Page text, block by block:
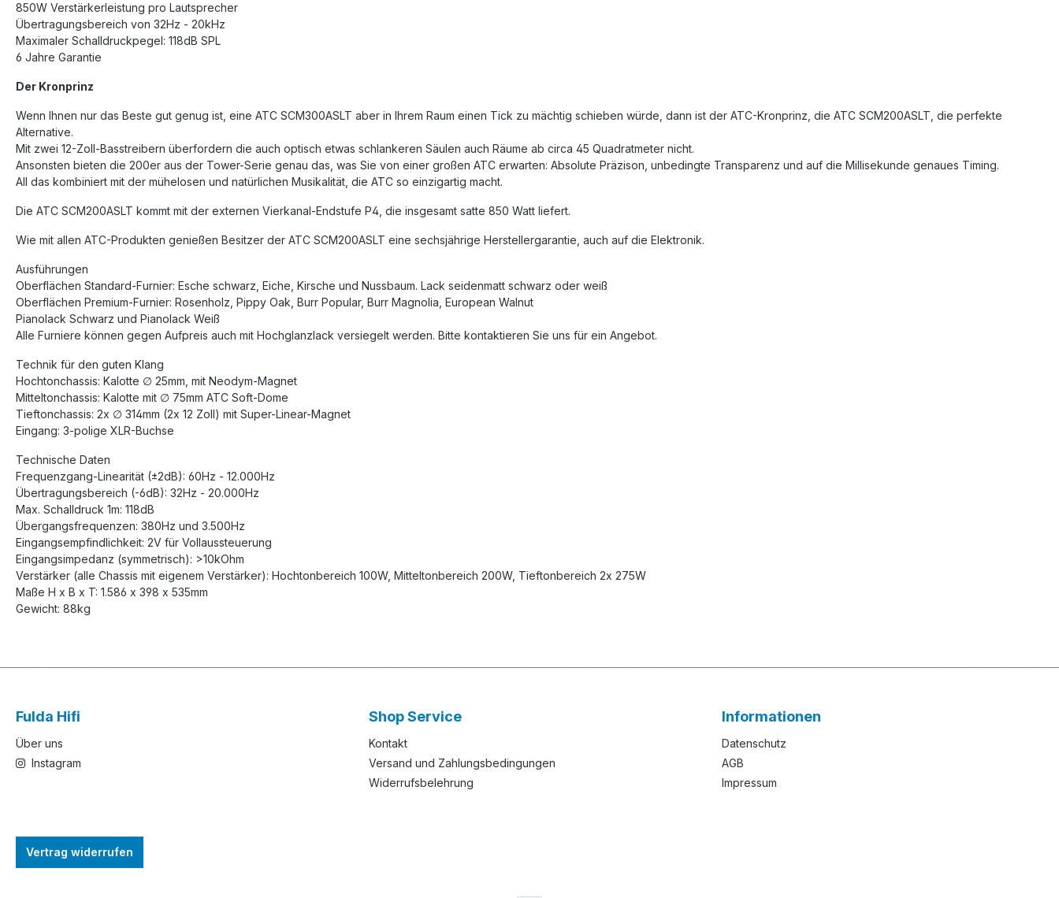
850W Verstärkerleistung pro Lautsprecher
Übertragungsbereich von 32Hz - 20kHz
Maximaler Schalldruckpegel: 118dB SPL
6 Jahre Garantie
Der Kronprinz
Wenn Ihnen nur das Beste gut genug ist, eine ATC SCM300ASLT aber in Ihrem Raum einen Tick zu mächtig schieben würde, dann ist der ATC-Kronprinz, die ATC SCM200ASLT, die perfekte
Alternative.
Mit zwei 12-Zoll-Basstreibern überfordern die auch optisch etwas schlankeren Säulen auch Räume ab circa 45 Quadratmeter nicht.
Ansonsten bieten die 200er aus der Tower-Serie genau das, was Sie von einer großen ATC erwarten: Absolute Präzison, unbedingte Transparenz und auf die Millisekunde genaues Timing.
All das kombiniert mit der mühelosen und natürlichen Musikalität, die ATC so einzigartig macht.
Die ATC SCM200ASLT kommt mit der externen Vierkanal-Endstufe P4, die insgesamt satte 850 Watt liefert.
Wie mit allen ATC-Produkten genießen Besitzer der ATC SCM200ASLT eine sechsjährige Herstellergarantie, auch auf die Elektronik.
Ausführungen
Oberflächen Standard-Furnier: Esche schwarz, Eiche, Kirsche und Nussbaum. Lack seidenmatt schwarz oder weiß
Oberflächen Premium-Furnier: Rosenholz, Pippy Oak, Burr Popular, Burr Magnolia, European Walnut
Pianolack Schwarz und Pianolack Weiß
Alle Furniere können gegen Aufpreis auch mit Hochglanzlack versiegelt werden. Bitte kontaktieren Sie uns für ein Angebot.
Technik für den guten Klang
Hochtonchassis: Kalotte ∅ 25mm, mit Neodym-Magnet
Mitteltonchassis: Kalotte mit ∅ 75mm ATC Soft-Dome
Tieftonchassis: 2x ∅ 314mm (2x 12 Zoll) mit Super-Linear-Magnet
Eingang: 3-polige XLR-Buchse
Technische Daten
Frequenzgang-Linearität (±2dB): 60Hz - 12.000Hz
Übertragungsbereich (-6dB): 32Hz - 20.000Hz
Max. Schalldruck 1m: 118dB
Übergangsfrequenzen: 380Hz und 3.500Hz
Eingangsempfindlichkeit: 2V für Vollaussteuerung
Eingangsimpedanz (symmetrisch): >10kOhm
Verstärker (alle Chassis mit eigenem Verstärker): Hochtonbereich 100W, Mitteltonbereich 200W, Tieftonbereich 2x 275W
Maße H x B x T: 1.586 x 398 x 535mm
Gewicht: 88kg
Fulda Hifi
Über uns
Instagram
Shop Service
Kontakt
Versand und Zahlungsbedingungen
Widerrufsbelehrung
Informationen
Datenschutz
AGB
Impressum
Vertrag widerrufen